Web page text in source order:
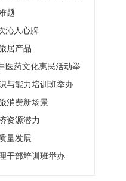
题
沁人心脾
居产品
医药文化惠民活动举
与能力培训班举办
消费新场景
资源潜力
量发展
干部培训班举办